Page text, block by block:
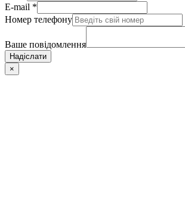
E-mail *
Номер телефону
Ваше повідомлення
Надіслати
×